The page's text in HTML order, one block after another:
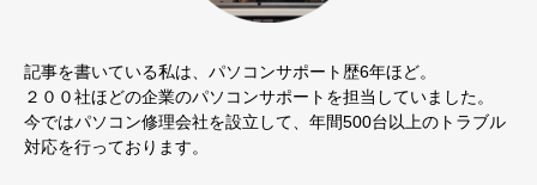
記事を書いている私は、パソコンサポート歴6年ほど。
２００社ほどの企業のパソコンサポートを担当していました。
今ではパソコン修理会社を設立して、年間500台以上のトラブル
対応を行っております。